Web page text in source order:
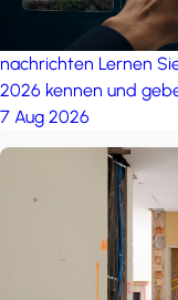
nachrichten Lernen
2026 kennen und
7 Aug 2026